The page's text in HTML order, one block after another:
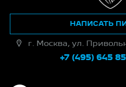
г. Москва, ул.
+7 (495) 645
НАПИСАТЬ